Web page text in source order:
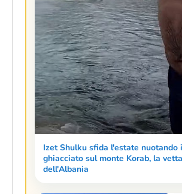
Izet Shulku sfida l'estate nuotando
ghiacciato sul monte Korab, la
dell'Albania